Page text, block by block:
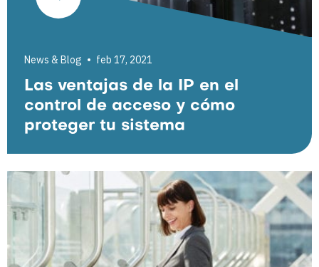
News & Blog feb 17, 2021
Las ventajas de la IP en el
control de acceso y cómo
proteger tu sistema